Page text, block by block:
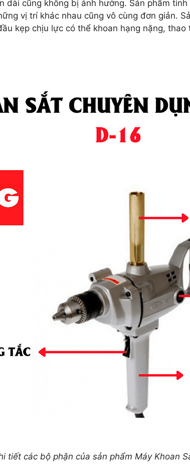
dài cũng không bị ảnh hưởng. Sản phẩm
vị trí khác nhau cũng vô cùng đơn giản.
kẹp chịu lực có thể khoan hạng nặng,
tiết các bộ phận của sản phẩm Máy Khoan